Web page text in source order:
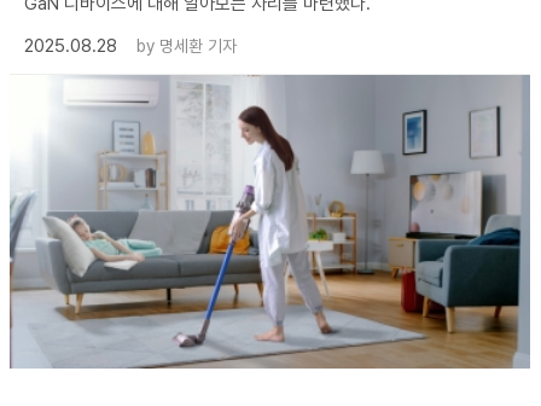
2025.08.28
by 명세환 기자